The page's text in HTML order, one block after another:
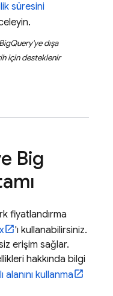
süresini
BigQuery'ye dışa
için desteklenir
Big
fiyatlandırma
'ı kullanabilirsiniz.
erişim sağlar.
hakkında bilgi
alanını kullanma